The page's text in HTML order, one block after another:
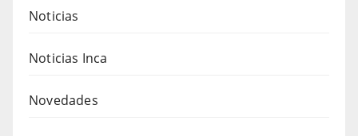
Noticias
Noticias Inca
Novedades